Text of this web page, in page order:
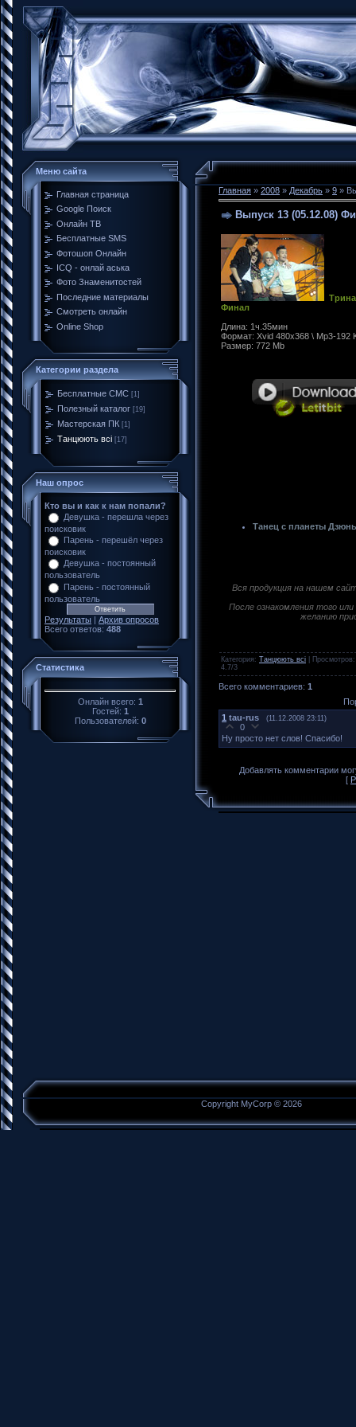
Меню сайта
Главная страница
Google Поиск
Онлайн ТВ
Бесплатные SMS
Фотошоп Онлайн
ICQ - онлай аська
Фото Знаменитостей
Последние материалы
Смотреть онлайн
Online Shop
Категории раздела
Бесплатные CMC [1]
Полезный каталог [19]
Мастерская ПК [1]
Танцюють всі [17]
Наш опрос
Кто вы и как к нам попали?
Девушка - перешла через
поисковик
Парень - перешёл через
поисковик
Девушка - постоянный
пользователь
Парень - постоянный
пользователь
Результаты | Архив опросов
Всего ответов: 488
Статистика
Онлайн всего: 1
Гостей: 1
Пользователей: 0
Главная » 2008 » Декабрь » 9 »
Выпуск 13 (05.12.08)
Финал
Длина:
Формат: Xvid 480x368 \ Mp3-192
Размер: 772 Mb
Танец с планеты
Вся продукция на нашем
После ознакомления того
желанию
Категория: Танцюють всі Просмотров
4.7/3
Всего комментариев: 1
1 tau-rus (11.12.2008 23:11)
0
Ну просто нет слов! Спасибо!
Добавлять комментарии
[
Copyright MyCorp © 2026